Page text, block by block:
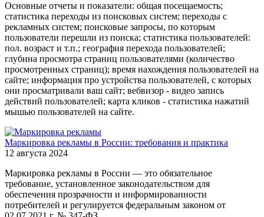
Основные отчеты и показатели: общая посещаемость;
статистика переходы из поисковых систем; переходы с
рекламных систем; поисковые запросы, по которым
пользователи перешли из поиска; статистика пользователей:
пол. возраст и т.п.; география перехода пользователей;
глубина просмотра страниц пользователями (количество
просмотренных страниц); время нахождения пользователей на
сайте; информация про устройства пользователей, с которых
они просматривали ваш сайт; вебвизор - видео запись
действий пользователей; карта кликов - статистика нажатий
мышью пользователей на сайте.
Маркировка рекламы в России: требования и практика
12 августа 2024
Маркировка рекламы в России — это обязательное
требование, установленное законодательством для
обеспечения прозрачности и информированности
потребителей и регулируется федеральным законом от